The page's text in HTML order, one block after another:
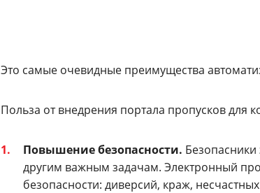
Это самые очевидные преимущества
Польза от внедрения портала пропусков для
Повышение безопасности.
другим важным задачам. Электронный
безопасности: диверсий, краж,